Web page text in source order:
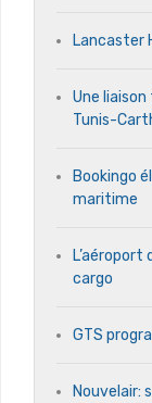
Lancaster
Une
Tunis-
Bookingo
maritime
L’aéroport
cargo
GTS
Nouvelair: